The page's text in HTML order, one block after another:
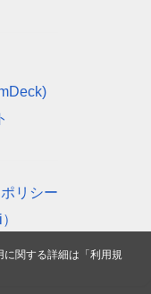
リシー
に関する詳細は「利用規